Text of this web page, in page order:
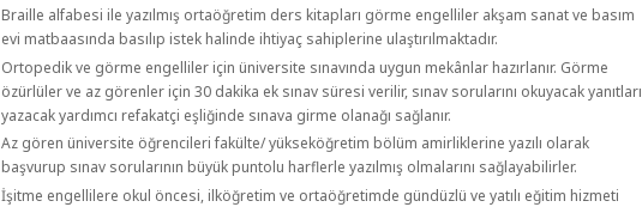
Braille alfabesi ile yazılmış ortaöğretim ders kitapları görme engelliler akşam sanat ve basım
evi matbaasında basılıp istek halinde ihtiyaç sahiplerine ulaştırılmaktadır.
Ortopedik ve görme engelliler için üniversite sınavında uygun mekânlar hazırlanır. Görme
özürlüler ve az görenler için 30 dakika ek sınav süresi verilir, sınav sorularını okuyacak yanıtları
yazacak yardımcı refakatçi eşliğinde sınava girme olanağı sağlanır.
Az gören üniversite öğrencileri fakülte/ yükseköğretim bölüm amirliklerine yazılı olarak
başvurup sınav sorularının büyük puntolu harflerle yazılmış olmalarını sağlayabilirler.
İşitme engellilere okul öncesi, ilköğretim ve ortaöğretimde gündüzlü ve yatılı eğitim hizmeti